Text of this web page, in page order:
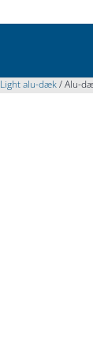
Light alu-dæk/ Alu-